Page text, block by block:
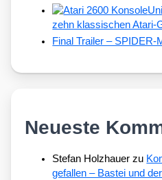
zehn klassischen Atari-
Final Trailer –
Neueste
Stefan Holzhauer zu
gefallen – Bastei und